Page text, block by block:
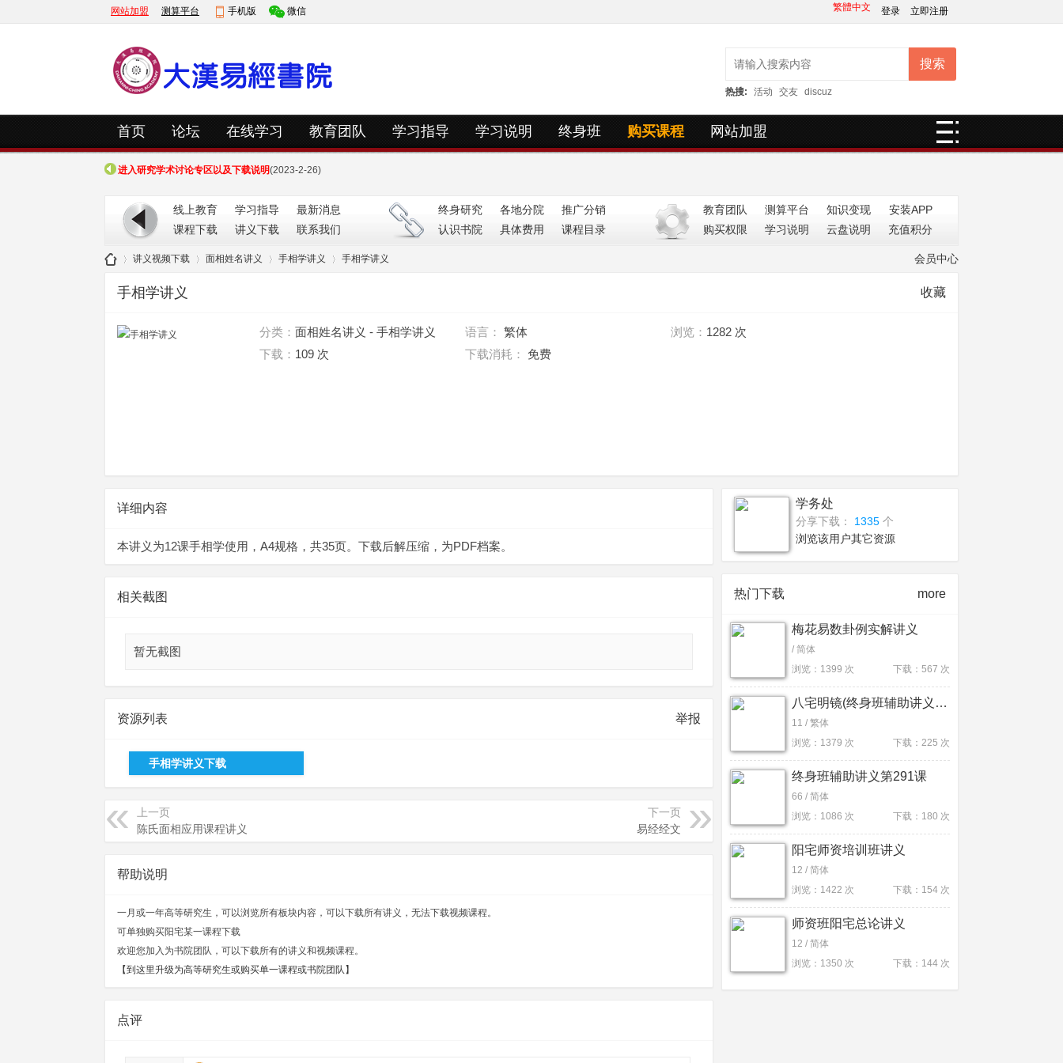
网站加盟 测算平台 手机版 微信 登录 立即注册
繁體中文
搜索
热搜: 活动 交友 discuz
快捷导航
首页 论坛 在线学习 教育团队 学习指导 学习说明 终身班 购买课程 网站加盟
进入研究学术讨论专区以及下载说明(2023-3-20)
进入研究学术讨论专区以及下载说明(2023-2-26)
进入研究学术讨论专区以及下载说明 (2023-2-26)
线上教育 学习指导
最新消息
课程下载
讲义下载 联系我们
终身研究 各地分院
推广分销
认识书院
具体费用 课程目录
教育团队 测算平台 知识变现
安装APP
购买权限
学习说明 云盘说明 充值积分
»
讲义视频下载 面相姓名讲义
»
手相学讲义
»
手相学讲义 会员中心
手相学讲义 收藏
分类： 面相姓名讲义 - 手相学讲义 语言： 繁体 浏览： 1282 次
下载： 109 次 下载消耗： 免费
详细内容
本讲义为12课手相学使用，A4规格，共35页。下载后解压缩，为PDF档案。
相关截图
暂无截图
资源列表 举报
手相学讲义下载
上一页
陈氏面相应用课程讲义
下一页
易经经文
帮助说明
一月或一年高等研究生，可以浏览所有板块内容，可以下载所有讲义，无法下载视频课程。
可单独购买阳宅某一课程下载
欢迎您加入为书院团队，可以下载所有的讲义和视频课程。
【到这里升级为高等研究生或购买单一课程或书院团队】
点评
学务处
分享下载： 1335 个
浏览该用户其它资源
热门下载 more
梅花易数卦例实解讲义
/ 简体
浏览：1399 次
下载：567 次
八宅明镜(终身班辅助讲义396课)
11 / 繁体
浏览：1379 次
下载：225 次
终身班辅助讲义第291课
66 / 简体
浏览：1086 次
下载：180 次
阳宅师资培训班讲义
12 / 简体
浏览：1422 次
下载：154 次
师资班阳宅总论讲义
12 / 简体
浏览：1350 次
下载：144 次